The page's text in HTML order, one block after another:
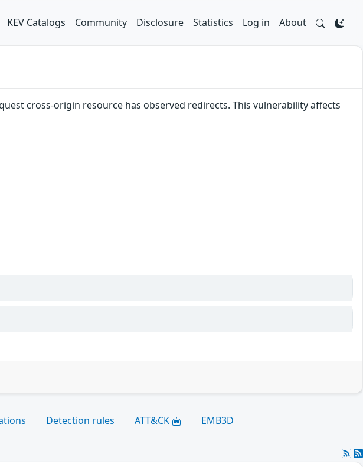
KEV Catalogs Community Disclosure Statistics Log in About
cross-origin resource has observed redirects. This vulnerability affects
Detection rules ATT&CK EMB3D